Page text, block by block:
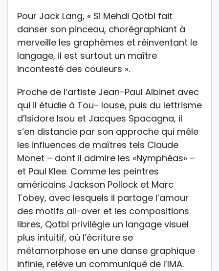
Pour Jack Lang, « Si Mehdi Qotbi fait
danser son pinceau, chorégraphiant à
merveille les graphèmes et réinventant le
langage, il est surtout un maître
incontesté des couleurs ».
Proche de l’artiste Jean-Paul Albinet avec
qui il étudie à Tou- louse, puis du lettrisme
d’Isidore Isou et Jacques Spacagna, il
s’en distancie par son approche qui mêle
les influences de maîtres tels Claude
Monet – dont il admire les «Nymphéas» –
et Paul Klee. Comme les peintres
américains Jackson Pollock et Marc
Tobey, avec lesquels il partage l’amour
des motifs all-over et les compositions
libres, Qotbi privilégie un langage visuel
plus intuitif, où l’écriture se
métamorphose en une danse graphique
infinie, relève un communiqué de l’IMA.